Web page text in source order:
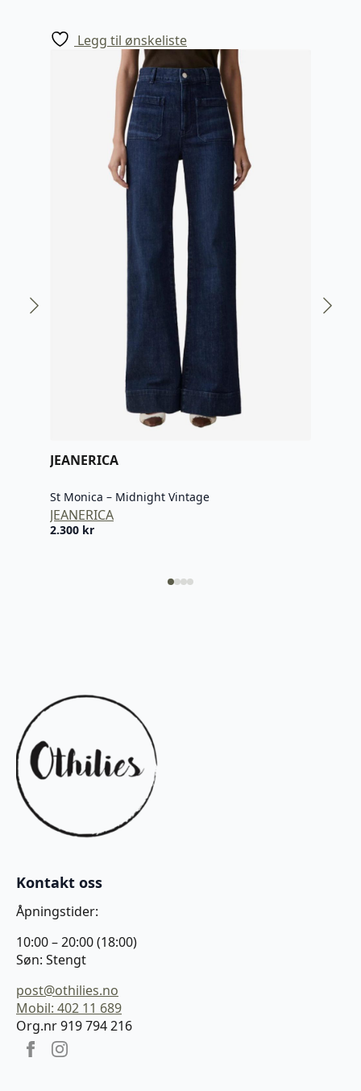
Legg til ønskeliste
JEANERICA
St Monica – Midnight Vintage
JEANERICA
2.300 kr
Kontakt oss
Åpningstider:
10:00 – 20:00 (18:00)
Søn: Stengt
post@othilies.no
Mobil: 402 11 689
Org.nr 919 794 216